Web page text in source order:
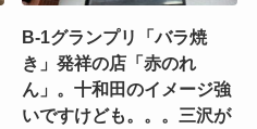
B-1グランプリ「バラ焼
き」発祥の店「赤のれ
ん」。十和田のイメージ強
いですけども。。。三沢が